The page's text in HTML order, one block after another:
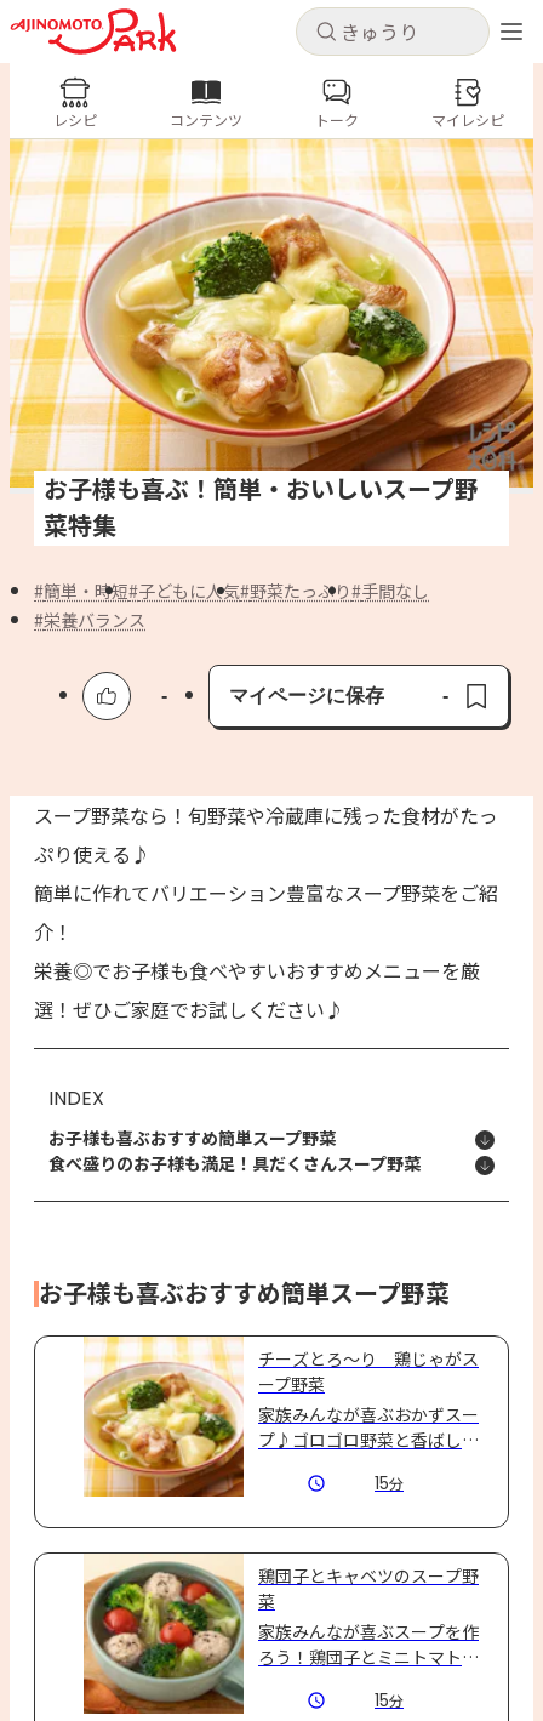
キャンセル
ログインするとレシピを保存できます
ログイン 新規登録
ホーム
コンテンツ
レシピ
トーク
よくあるお問い合わせ
お買い物
AJINOMOTO PARK とは
キャンセル
レシピ コンテンツ
人気の食材・レシピ
きゅうり なす トマト
とうもろこし
ピーマン
みょうが ゴーヤ
レシピ コンテンツ トーク マイレシピ
お子様も喜ぶ！簡単・おいしいスープ野
菜特集
簡単・時短 子どもに人気 野菜たっぷり 手間なし
栄養バランス
-
マイページに保存
保存済み
-
スープ野菜なら！旬野菜や冷蔵庫に残った食材がたっ
ぷり使える♪
簡単に作れてバリエーション豊富なスープ野菜をご紹
介！
栄養◎でお子様も食べやすいおすすめメニューを厳
選！ぜひご家庭でお試しください♪
INDEX
お子様も喜ぶおすすめ簡単スープ野菜
食べ盛りのお子様も満足！具だくさんスープ野菜
お子様も喜ぶおすすめ簡単スープ野菜
チーズとろ～り 鶏じゃがス
ープ野菜
家族みんなが喜ぶおかずスー
プ♪ゴロゴロ野菜と香ばしい
です！
15分
鶏団子とキャベツのスープ野
菜
家族みんなが喜ぶスープを作
ろう！鶏団子とミニトマト、
スープ野菜☆
15分